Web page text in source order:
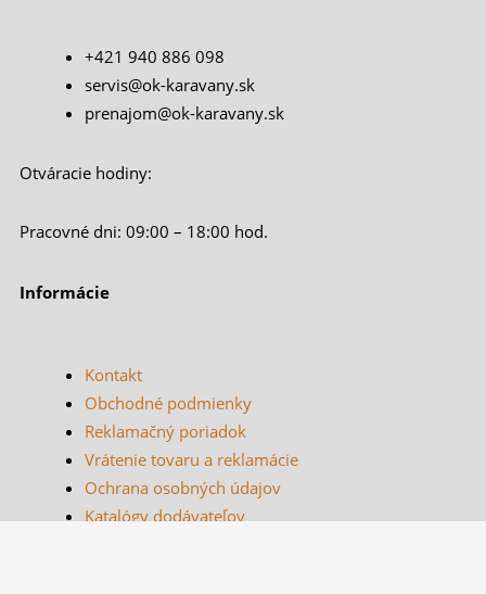
+421 940 886 098
servis@ok-karavany.sk
prenajom@ok-karavany.sk
Otváracie hodiny:
Pracovné dni: 09:00 – 18:00 hod.
Informácie
Kontakt
Obchodné podmienky
Reklamačný poriadok
Vrátenie tovaru a reklamácie
Ochrana osobných údajov
Katalógy dodávateľov